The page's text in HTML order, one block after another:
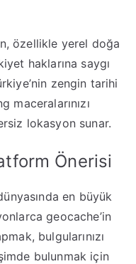
özellikle yerel doğa
haklarına saygı
zengin tarihi
lokasyon sunar.
Önerisi
en büyük
geocache’in
bulgularınızı
bulunmak için